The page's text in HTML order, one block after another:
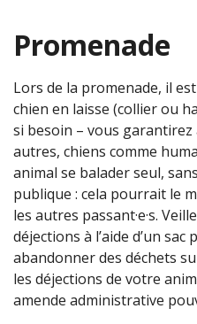
Promenade
Lors de la promenade, il
chien en laisse (collier ou
si besoin – vous garantirez
autres, chiens comme
animal se balader seul,
publique : cela pourrait le
les autres passant·e·s.
déjections à l’aide d’un sac
abandonner des déchets
les déjections de votre
amende administrative